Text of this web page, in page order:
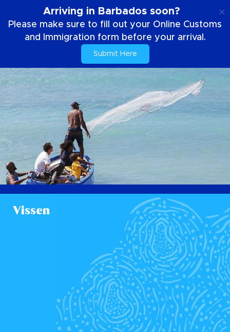
Arriving in Barbados soon?
Please make sure to fill out your Online Customs
and Immigration form before your arrival.
Submit Here
Vissen